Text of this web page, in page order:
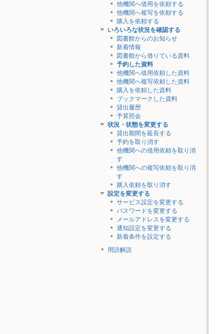
他機関へ借用を依頼する
他機関へ複写を依頼する
購入を依頼する
いろいろな状況を確認する
図書館からのお知らせ
新着情報
図書館から借りている資料
予約した資料
他機関へ借用依頼した資料
他機関へ複写依頼した資料
購入を依頼した資料
ブックマークした資料
貸出履歴
予算照会
状況・状態を変更する
貸出期間を延長する
予約を取り消す
他機関への借用依頼を取り消
す
他機関への複写依頼を取り消
す
購入依頼を取り消す
設定を変更する
サービス設定を変更する
パスワードを変更する
メールアドレスを変更する
通知設定を変更する
新着条件を設定する
用語解説